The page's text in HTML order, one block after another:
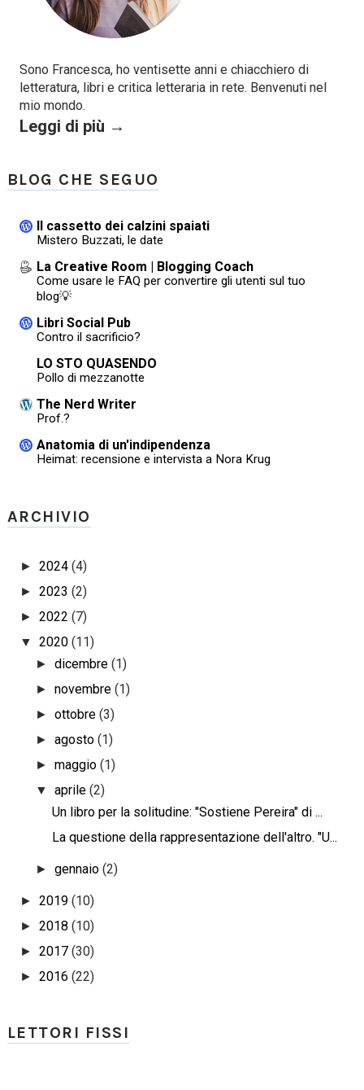
Sono Francesca, ho ventisette anni e chiacchiero di
letteratura, libri e critica letteraria in rete. Benvenuti nel
mio mondo.
Leggi di più →
BLOG CHE SEGUO
Il cassetto dei calzini spaiati
Mistero Buzzati, le date
La Creative Room | Blogging Coach
Come usare le FAQ per convertire gli utenti sul tuo
blog💡
Libri Social Pub
Contro il sacrificio?
LO STO QUASENDO
Pollo di mezzanotte
The Nerd Writer
Prof.?
Anatomia di un'indipendenza
Heimat: recensione e intervista a Nora Krug
ARCHIVIO
► 2024 (4)
► 2023 (2)
► 2022 (7)
▼ 2020 (11)
►dicembre (1)
►novembre (1)
►ottobre (3)
►agosto (1)
►maggio (1)
▼ aprile (2)
Un libro per la solitudine: "Sostiene Pereira" di ...
La questione della rappresentazione dell'altro. "U...
►gennaio (2)
► 2019 (10)
► 2018 (10)
► 2017 (30)
► 2016 (22)
LETTORI FISSI